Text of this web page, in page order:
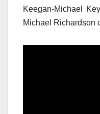
Keegan-Michael
Michael Richardson